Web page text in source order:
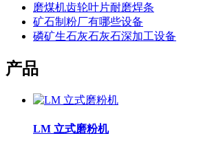
磨煤机齿轮叶片耐磨焊条
矿石制粉厂有哪些设备
磷矿生石灰石灰石深加工设备
产品
LM 立式磨粉机